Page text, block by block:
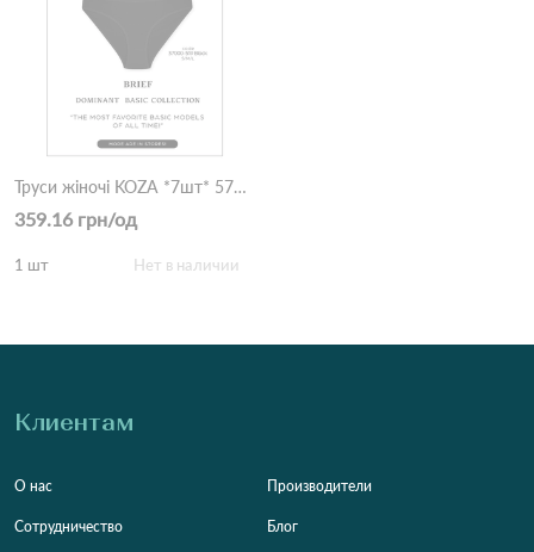
Труси жіночі KOZA *7шт* 57000-519 Чорний
359.16 грн/од
1 шт Нет в наличии
Клиентам
О нас
Сотрудничество
Производители
Блог